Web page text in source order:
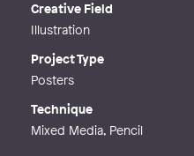
Creative Field
Illustration
Project Type
Posters
Technique
Mixed Media, Pencil